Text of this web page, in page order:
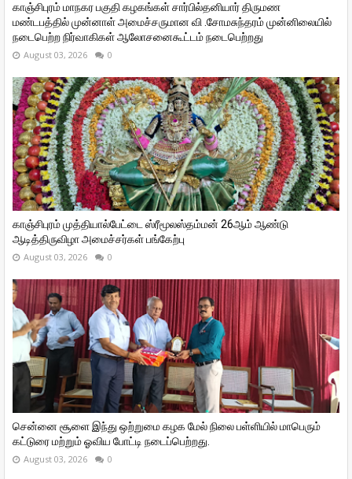
காஞ்சிபுரம் மாநகர பகுதி கழகங்கள் சார்பில்தனியார் திருமண
மண்டபத்தில் முன்னாள் அமைச்சருமான வி ‌.சோமசுந்தரம் முன்னிலையில்
நடைபெற்ற நிர்வாகிகள் ஆலோசனைகூட்டம் நடைபெற்றது
August 03, 2026 0
காஞ்சிபுரம் முத்தியால்பேட்டை ஸ்ரீமூலஸ்தம்மன் 26ஆம் ஆண்டு
ஆடித்திருவிழா அமைச்சர்கள் பங்கேற்பு
August 03, 2026 0
சென்னை சூளை இந்து ஒற்றுமை கழக மேல் நிலை பள்ளியில் மாபெரும்
கட்டுரை மற்றும் ஓவிய போட்டி நடைப்பெற்றது.
August 03, 2026 0